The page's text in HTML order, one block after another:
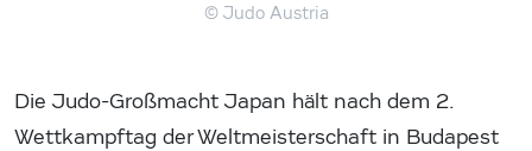
© Judo Austria
Die Judo-Großmacht Japan hält nach dem 2.
Wettkampftag der Weltmeisterschaft in Budapest